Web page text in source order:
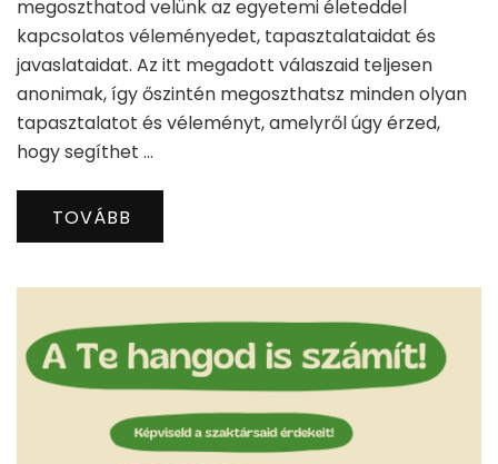
megoszthatod velünk az egyetemi életeddel
kapcsolatos véleményedet, tapasztalataidat és
javaslataidat. Az itt megadott válaszaid teljesen
anonimak, így őszintén megoszthatsz minden olyan
tapasztalatot és véleményt, amelyről úgy érzed,
hogy segíthet …
TOVÁBB